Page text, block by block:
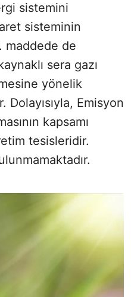
sistemini
sisteminin
maddede de
sera gazı
yönelik
Dolayısıyla, Emisyon
kapsamı
tesisleridir.